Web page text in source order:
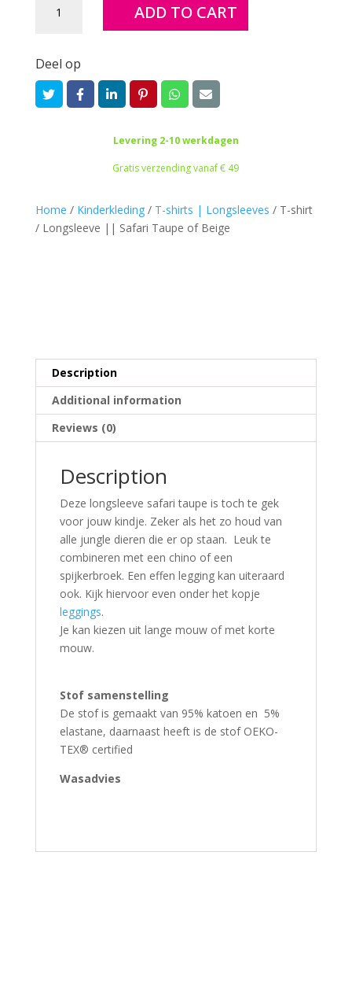
||
Safari
Taupe
ADD TO CART
Deel op
Levering 2-10 werkdagen
Gratis verzending vanaf € 49
Home / Kinderkleding/ T-shirts | Longsleeves / T-shirt
/ Longsleeve || Safari Taupe of Beige
Description
Additional information
Reviews (0)
Description
Deze longsleeve safari taupe is toch te gek
voor jouw kindje. Zeker als het zo houd van
alle jungle dieren die er op staan. Leuk te
combineren met een chino of een
spijkerbroek. Een effen legging kan uiteraard
ook. Kijk hiervoor even onder het kopje
leggings.
Je kan kiezen uit lange mouw of met korte
mouw.
Stof samenstelling
De stof is gemaakt van 95% katoen en 5%
elastane, daarnaast heeft is de stof OEKO-
TEX® certified
Wasadvies